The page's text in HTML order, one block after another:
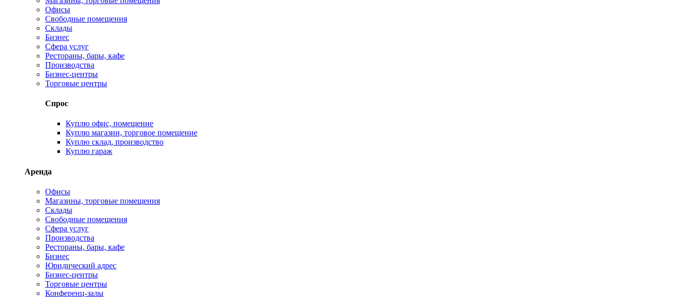
Офисы
Свободные помещения
Склады
Бизнес
Сфера услуг
Рестораны, бары, кафе
Производства
Бизнес-центры
Торговые центры
Спрос
Куплю офис, помещение
Куплю магазин, торговое помещение
Куплю склад, производство
Куплю гараж
Аренда
Офисы
Магазины, торговые помещения
Склады
Свободные помещения
Сфера услуг
Производства
Рестораны, бары, кафе
Бизнес
Юридический адрес
Бизнес-центры
Торговые центры
Конференц-залы